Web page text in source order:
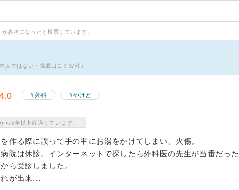
が参考になったと投票しています。
人ではない・掲載口コミ37件）
4.0 外科 やけど
ら5年以上経過しています。
作る際に誤って手の甲にお湯をかけてしまい、火傷。
院は休診。インターネットで探したら外科医の先生が当番だった
ら受診しました。
が出来...